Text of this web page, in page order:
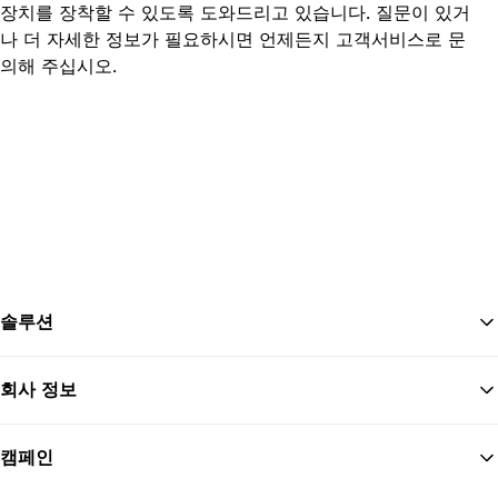
장치를 장착할 수 있도록 도와드리고 있습니다. 질문이 있거
나 더 자세한 정보가 필요하시면 언제든지 고객서비스로 문
의해 주십시오.
솔루션
회사 정보
캠페인